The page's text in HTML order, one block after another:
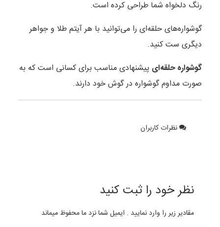
رنگ دلخواه شما طراحی کرده است.
گوشواره‌های حلقه‌ای را می‌توانید با هر آیتم طلا و جواهر
دیگری ست کنید.
گوشواره‌ حلقه‌ای پیشنهادی مناسب برای کسانی است که به
صورت مداوم گوشواره در گوش خود دارند.
نظرات کاربران
نظر خود را ثبت کنید
مقادیر زیر را وارد نمایید . ایمیل شما نزد ما محفوظ میماند